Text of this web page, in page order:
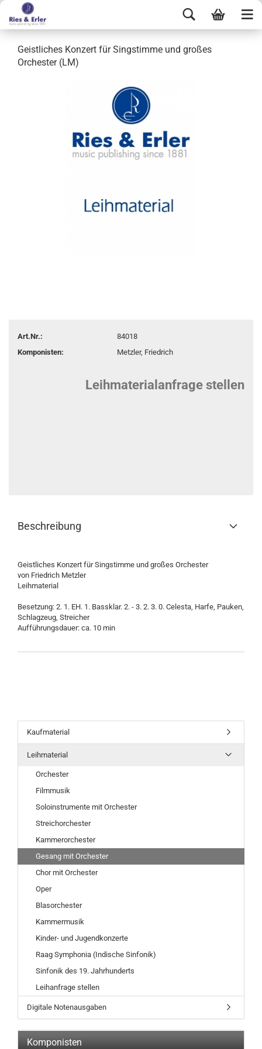
Geistliches Konzert für Singstimme und großes
Orchester (LM)
Art.Nr.:
84018
Komponisten:
Metzler, Friedrich
Leihmaterialanfrage stellen
Beschreibung
Geistliches Konzert für Singstimme und großes Orchester
von Friedrich Metzler
Leihmaterial
Besetzung: 2. 1. EH. 1. Bassklar. 2. - 3. 2. 3. 0. Celesta, Harfe, Pauken,
Schlagzeug, Streicher
Aufführungsdauer: ca. 10 min
Kaufmaterial
Leihmaterial
Orchester
Filmmusik
Soloinstrumente mit Orchester
Streichorchester
Kammerorchester
Gesang mit Orchester
Chor mit Orchester
Oper
Blasorchester
Kammermusik
Kinder- und Jugendkonzerte
Raag Symphonia (Indische Sinfonik)
Sinfonik des 19. Jahrhunderts
Leihanfrage stellen
Digitale Notenausgaben
Komponisten